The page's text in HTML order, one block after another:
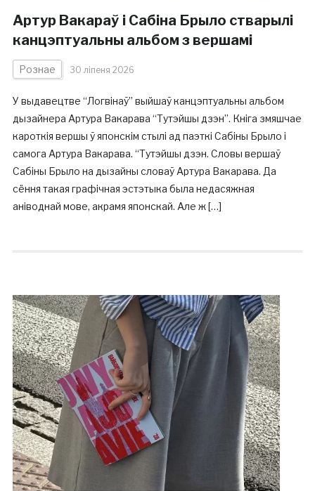
Артур Вакараў і Сабіна Брыло стварылі
канцэптуальны альбом з вершамі
Рознае 30 ліпеня 2026
У выдавецтве “Логвінаў” выйшаў канцэптуальны альбом
дызайнера Артура Вакарава “Тутэйшы дзэн”. Кніга змяшчае
кароткія вершы ў японскім стылі ад паэткі Сабіны Брыло і
самога Артура Вакарава. “Тутэйшы дзэн. Словы вершаў
Сабіны Брыло на дызайны словаў Артура Вакарава. Да
сёння такая графічная эстэтыка была недасяжная
аніводнай мове, акрамя японскай. Але ж […]